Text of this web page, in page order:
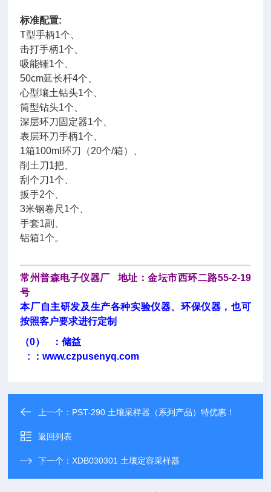
标准配置:
T型手柄1个、
击打手柄1个、
吸能锤1个、
50cm延长杆4个、
心型壤土钻头1个、
筒型钻头1个、
深层环刀固定器1个、
表层环刀手柄1个、
1箱100ml环刀（20个/箱）、
削土刀1把、
刮个刀1个、
扳手2个、
3米钢卷尺1个、
手套1副、
铝箱1个。
常州普森电子仪器厂 地址：金坛市西环二路55-2-19
号
本厂自主研发及生产各种实验仪器、环保仪器，也可
按照客户要求进行定制
（0） ：储益
: ：www.czpusenyq.com
上一个： PST-290 土壤采样器（系列产品）特优惠！
返回列表
下一个：XDB030301 土壤定容采样器